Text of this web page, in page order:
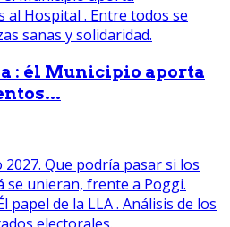
: él Municipio aporta